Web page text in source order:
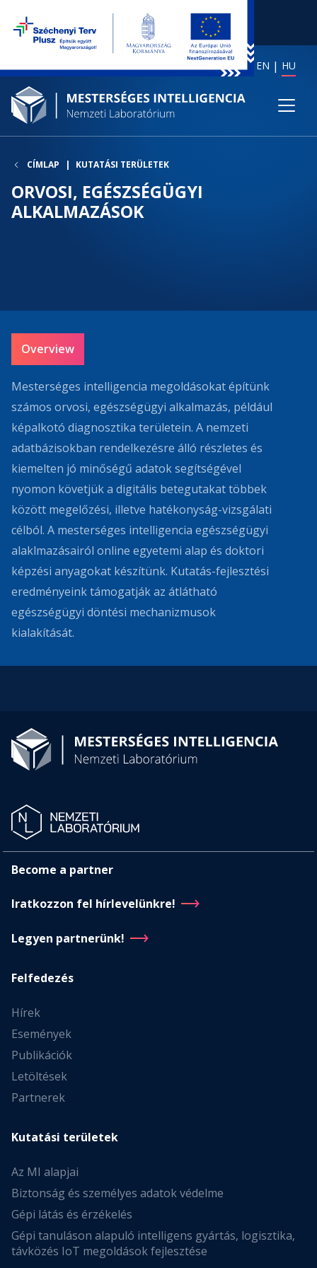
EN HU
CÍMLAP KUTATÁSI TERÜLETEK
ORVOSI, EGÉSZSÉGÜGYI
ALKALMAZÁSOK
Overview
Mesterséges intelligencia megoldásokat építünk
számos orvosi, egészségügyi alkalmazás, például
képalkotó diagnosztika területein. A nemzeti
adatbázisokban rendelkezésre álló részletes és
kiemelten jó minőségű adatok segítségével
nyomon követjük a digitális betegutakat többek
között megelőzési, illetve hatékonyság-vizsgálati
célból. A mesterséges intelligencia egészségügyi
alaklmazásairól online egyetemi alap és doktori
képzési anyagokat készítünk. Kutatás-fejlesztési
eredményeink támogatják az átlátható
egészségügyi döntési mechanizmusok
kialakítását.
Become a partner
Iratkozzon fel hírlevelünkre!
Legyen partnerünk!
Felfedezés
Hírek
Események
Publikációk
Letöltések
Partnerek
Kutatási területek
Az MI alapjai
Biztonság és személyes adatok védelme
Gépi látás és érzékelés
Gépi tanuláson alapuló intelligens gyártás, logisztika,
távközés IoT megoldások fejlesztése